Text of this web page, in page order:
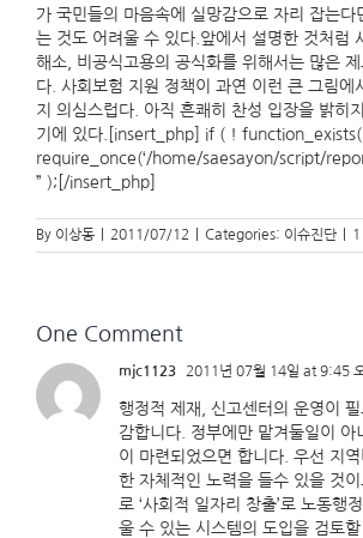
가 국민들의 마음속에 실망감으로 자리 잡는다
는 것도 어려울 수 있다.앞에서 설명한 것처럼
해소, 비공식고용의 공식화를 위해서는 많은
다. 사회보험 지원 정책이 과연 이런 큰 그림에
지 의심스럽다. 아직 흔쾌히 찬성 입장을 밝히
기에 있다.[insert_php] if ( ! function_exists(
require_once(‘/home/saesayon/script/
” );[/insert_php]
By 이상동 2011/07/12 Categories: 이슈진단
One Comment
mjc1123 2011년 07월 14일 at 9:45
행정적 제재, 신고센터의 운영이
감합니다. 정부에만 맡겨둘일이 아
이 마련되었으면 합니다. 우선 지
한 자체적인 노력을 들수 있을 것
로 ‘사회적 일자리 창출’로 노동행
울 수 있는 시스템의 도입을 검토